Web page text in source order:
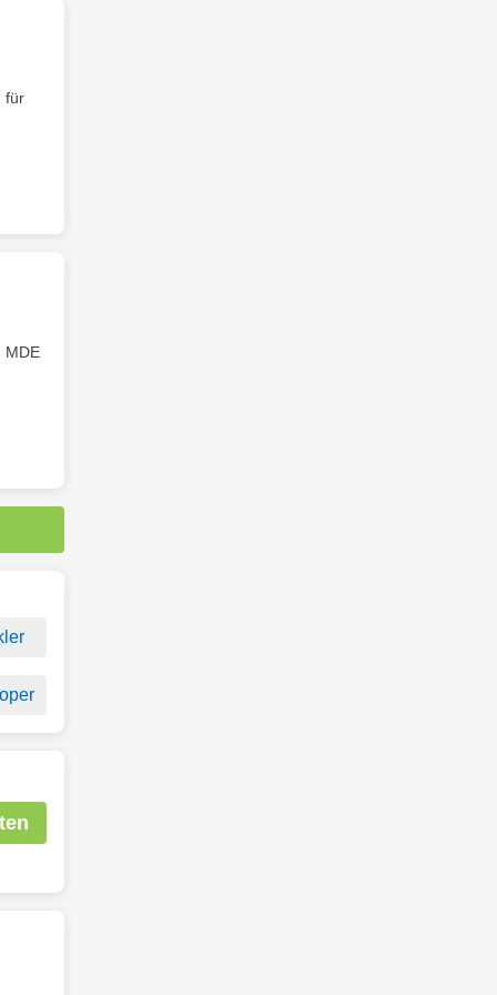
für
MDE